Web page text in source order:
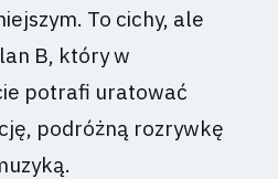
To cichy, ale
B, który w
potrafi uratować
podróżną rozrywkę